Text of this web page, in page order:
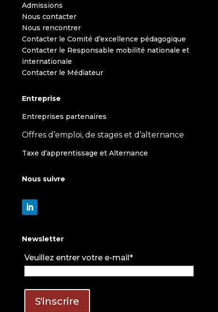
Admissions
Nous contacter
Nous rencontrer
Contacter le Comité d’excellence pédagogique
Contacter le Responsable mobilité nationale et
internationale
Contacter le Médiateur
Entreprise
Entreprises partenaires
Offres d’emploi, de stages et d’alternance
Taxe d’apprentissage et Alternance
Nous suivre
Newsletter
Veuillez entrer votre e-mail*